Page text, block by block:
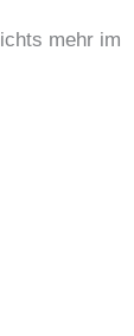
mehr im